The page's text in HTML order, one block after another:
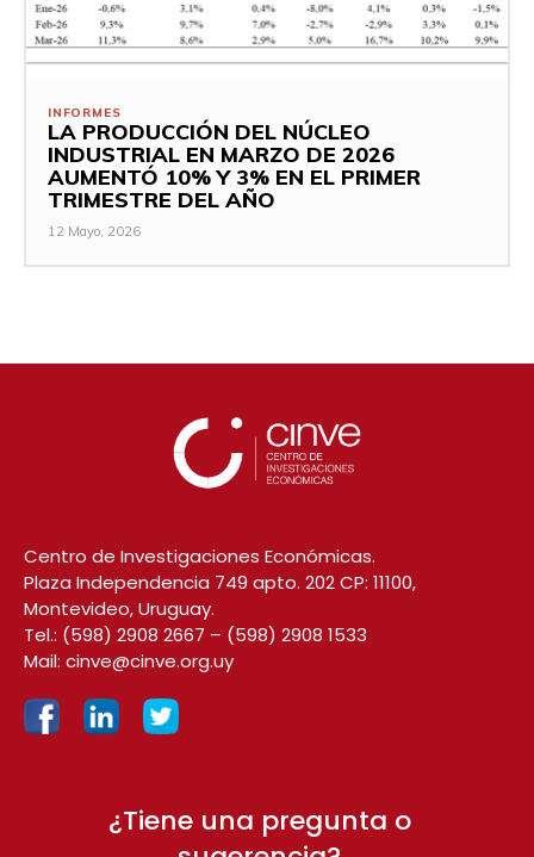
INFORMES
LA PRODUCCIÓN DEL NÚCLEO
INDUSTRIAL EN MARZO DE 2026
AUMENTÓ 10% Y 3% EN EL PRIMER
TRIMESTRE DEL AÑO
12 Mayo, 2026
Centro de Investigaciones Económicas.
Plaza Independencia 749 apto. 202 CP: 11100,
Montevideo, Uruguay.
Tel.: (598) 2908 2667 – (598) 2908 1533
Mail: cinve@cinve.org.uy
¿Tiene una pregunta o